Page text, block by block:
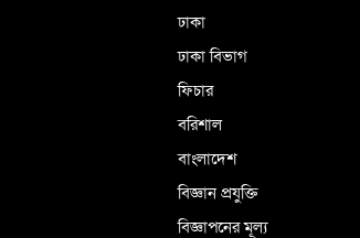
ঢাকা
ঢাকা বিভাগ
ফিচার
বরিশাল
বাংলাদেশ
বিজ্ঞান প্রযুক্তি
বিজ্ঞাপনের মূল্য